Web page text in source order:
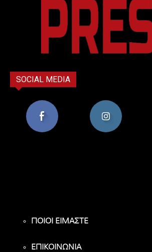
SOCIAL MEDIA
ΠΟΙΟΙ ΕΙΜΑΣΤΕ
ΕΠΙΚΟΙΝΩΝΙΑ